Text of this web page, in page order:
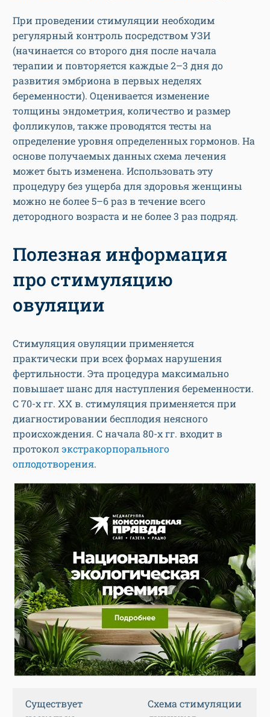
При проведении стимуляции необходим
регулярный контроль посредством УЗИ
(начинается со второго дня после начала
терапии и повторяется каждые 2–3 дня до
развития эмбриона в первых неделях
беременности). Оценивается изменение
толщины эндометрия, количество и размер
фолликулов, также проводятся тесты на
определение уровня определенных гормонов. На
основе получаемых данных схема лечения
может быть изменена. Использовать эту
процедуру без ущерба для здоровья женщины
можно не более 5–6 раз в течение всего
детородного возраста и не более 3 раз подряд.
Полезная информация
про стимуляцию
овуляции
Стимуляция овуляции применяется
практически при всех формах нарушения
фертильности. Эта процедура максимально
повышает шанс для наступления беременности.
С 70-х гг. ХХ в. стимуляция применяется при
диагностировании бесплодия неясного
происхождения. С начала 80-х гг. входит в
протоколэкстракорпорального
оплодотворения.
Существует
Схема стимуляции